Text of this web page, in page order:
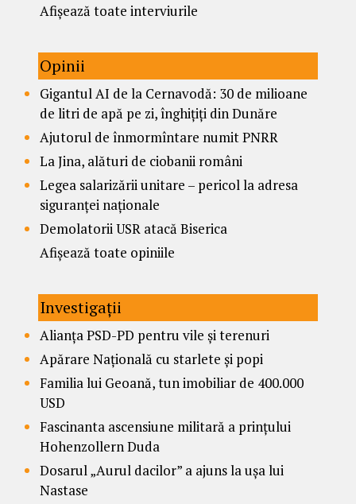
Afișează toate interviurile
Opinii
Gigantul AI de la Cernavodă: 30 de milioane
de litri de apă pe zi, înghițiți din Dunăre
Ajutorul de înmormîntare numit PNRR
La Jina, alături de ciobanii români
Legea salarizării unitare – pericol la adresa
siguranței naționale
Demolatorii USR atacă Biserica
Afișează toate opiniile
Investigații
Alianța PSD-PD pentru vile și terenuri
Apărare Națională cu starlete și popi
Familia lui Geoană, tun imobiliar de 400.000
USD
Fascinanta ascensiune militară a prințului
Hohenzollern Duda
Dosarul „Aurul dacilor” a ajuns la ușa lui
Nastase